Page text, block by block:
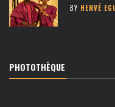
BY HERVÉ
PHOTOTHÈQUE